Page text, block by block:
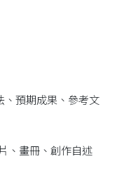
、預期成果、參考文
、畫冊、創作自述